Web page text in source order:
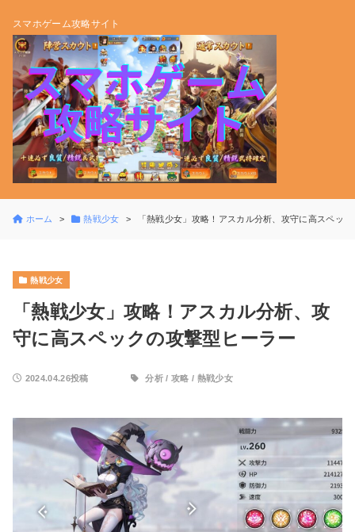
スマホゲーム攻略サイト
ホーム 熱戦少女 「熱戦少女」攻略！アスカル分析、攻守に高スペッ
熱戦少女
「熱戦少女」攻略！アスカル分析、攻
守に高スペックの攻撃型ヒーラー
2024.04.26投稿 分析 / 攻略 / 熱戦少女